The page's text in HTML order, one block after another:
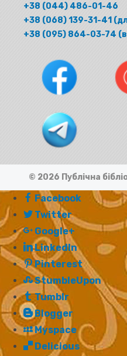
+38 (044) 486-01-46
+38 (068) 139-31-41
+38 (095) 864-03-74
© 2026 Публічна
Facebook
Twitter
Google+
LinkedIn
Pinterest
StumbleUpon
Tumblr
Blogger
Myspace
Delicious